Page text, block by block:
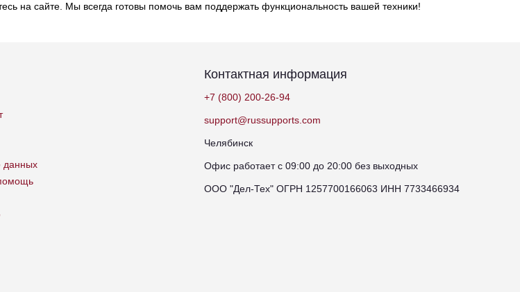
на сайте. Мы всегда готовы помочь вам поддержать функциональность вашей техники!
данных
Контактная информация
+7 (800) 200-26-94
support@russupports.com
Челябинск
Офис работает с 09:00 до 20:00 без выходных
ООО "Дел-Тех" ОГРН 1257700166063 ИНН 7733466934